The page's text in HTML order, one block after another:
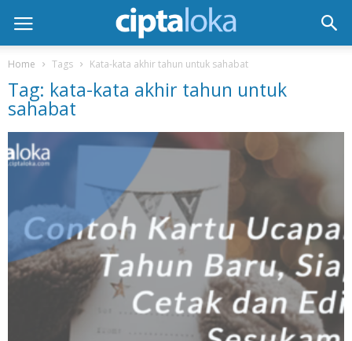
Home Tags Kata-kata akhir tahun untuk sahabat
Tag: kata-kata akhir tahun untuk
sahabat